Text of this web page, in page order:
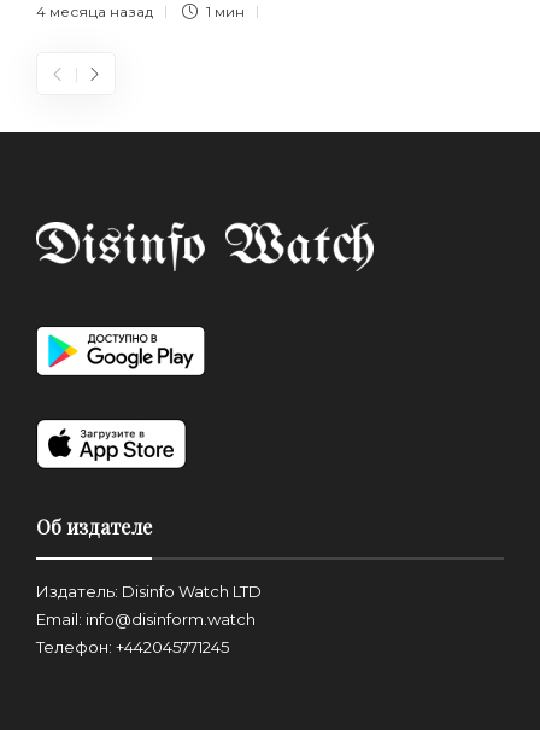
4 месяца назад 1 мин
Об издателе
Издатель: Disinfo Watch LTD
Email: info@disinform.watch
Телефон: +442045771245